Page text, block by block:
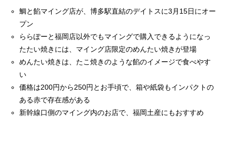
鯛と餡マイング店が、博多駅直結のデイトスに3月15日にオー
プン
ららぽーと福岡店以外でもマイングで購入できるようになっ
たたい焼きには、マイング店限定のめんたい焼きが登場
めんたい焼きは、たこ焼きのような餡のイメージで食べやす
い
価格は200円から250円とお手頃で、箱や紙袋もインパクトの
ある赤で存在感がある
新幹線口側のマイング内のお店で、福岡土産にもおすすめ